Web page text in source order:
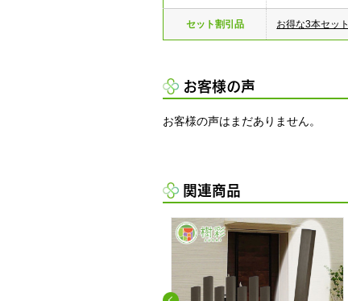
セット割引品 お得な3本セット
お客様の声
お客様の声はまだありません。
関連商品